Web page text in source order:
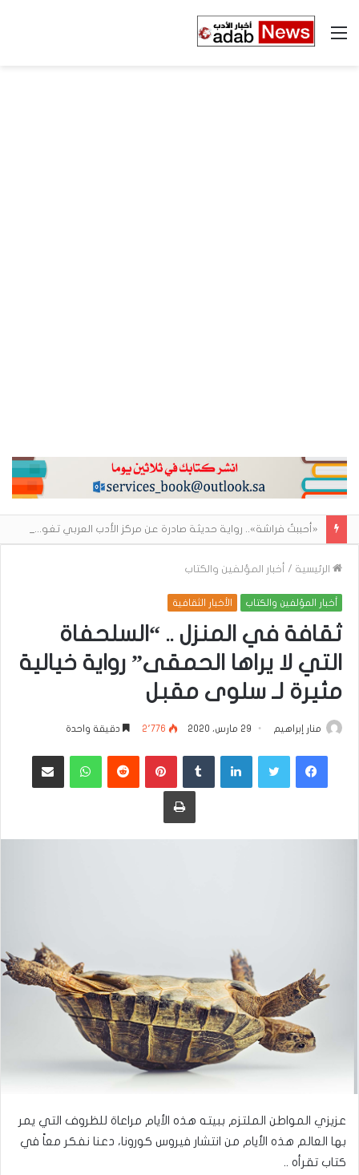
القائمة
«أحببتُ فراشة».. رواية حديثة صادرة عن مركز الأدب العربي تغوص في هشاشة الحب وصراعات الذات
الرئيسية / أخبار المؤلفين والكتاب
أخبار المؤلفين والكتاب الأخبار الثقافية
ثقافة في المنزل .. “السلحفاة
التي لا يراها الحمقى” رواية خيالية
مثيرة لـ سلوى مقبل
منار إبراهيم 29 مارس، 2020 2٬776 دقيقة واحدة
فيسبوكتويتر لينكدإن ‏Tumblr بينتيريست
‏Reddit واتساب مشاركة عبر البريد
طباعة
عزيزي المواطن الملتزم ببيته هذه الأيام مراعاة للظروف التي يمر
بها العالم هذه الأيام من انتشار فيروس كورونا، دعنا نفكر معاً في
كتاب تقرأه ..